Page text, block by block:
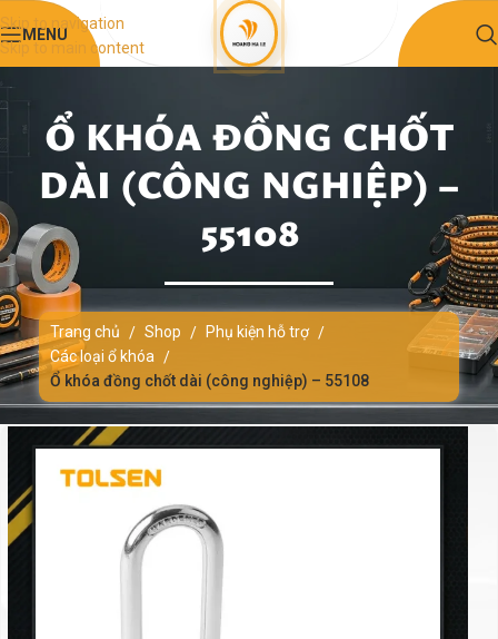
Skip to navigation
Skip to main content
MENU
Ổ KHÓA ĐỒNG CHỐT
DÀI (CÔNG NGHIỆP) –
55108
Trang chủ / Shop / Phụ kiện hỗ trợ /
Các loại ổ khóa /
Ổ khóa đồng chốt dài (công nghiệp) – 55108